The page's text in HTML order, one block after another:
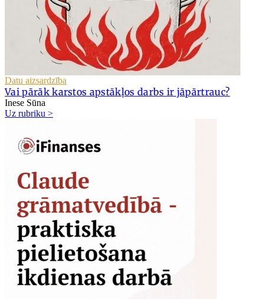
Datu aizsardzība
Vai pārāk karstos apstākļos darbs ir jāpārtrauc?
Inese Sūna
Uz rubriku >